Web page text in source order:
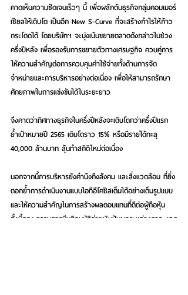
คาดเห็นความชัดเจนเร็วๆ นี้ เพื่อผลักดันธุรกิจกลุ่มคอมเมอร์
เชียลให้เติบโต เป็นอีก New S-Curve ที่จะสร้างกำไรให้ก้าว
กระโดดได้ โดยบริษัทฯ จะมุ่งเน้นขยายตลาดดังกล่าวในช่วง
ครึ่งปีหลัง เพื่อรองรับการขยายตัวทางเศรษฐกิจ ควบคู่การ
ให้ความสำคัญต่อการควบคุมค่าใช้จ่ายทั้งด้านการจัด
จำหน่ายและการบริหารอย่างต่อเนื่อง เพื่อให้สามารถรักษา
ศักยภาพในการแข่งขันได้ในระยะยาว
จึงคาดว่าทิศทางธุรกิจในครึ่งปีหลังจะเติบโตกว่าครึ่งปีแรก
ย้ำเป้าหมายปี 2565 เติบโตราว 15% หรือมีรายได้ทะลุ
40,000 ล้านบาท ลุ้นทำสถิติใหม่ต่อเนื่อง
นอกจากนี้การบริหารยังคำนึงถึงสังคม และสิ่งแวดล้อม ที่ยิ่ง
ตอกย้ำการดำเนินงานแบบไอทีอีโคซิสเต็มได้อย่างเต็มรูปแบบ
และให้ความสำคัญในการสร้างผลตอบแทนที่ดีต่อผู้ถือหุ้น
ทั้งนี้คณะกรรมการมีมติอนุมัติจ่ายเงินปันผลระหว่างกาล งวด